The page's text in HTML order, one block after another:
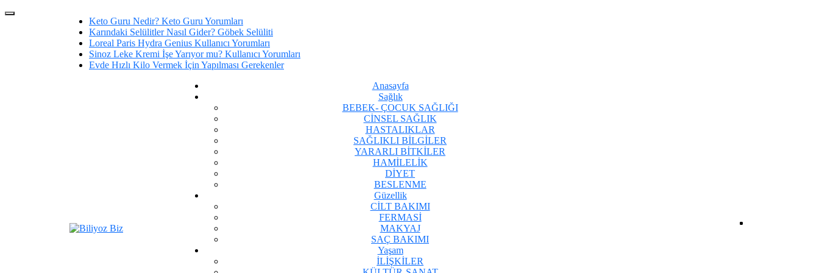
Keto Guru Nedir? Keto Guru Yorumları
Karındaki Selülitler Nasıl Gider? Göbek Selüliti
Loreal Paris Hydra Genius Kullanıcı Yorumları
Sinoz Leke Kremi İşe Yarıyor mu? Kullanıcı Yorumları
Evde Hızlı Kilo Vermek İçin Yapılması Gerekenler
Anasayfa
Sağlık
BEBEK- ÇOCUK SAĞLIĞI
CİNSEL SAĞLIK
HASTALIKLAR
SAĞLIKLI BİLGİLER
YARARLI BİTKİLER
HAMİLELİK
DİYET
BESLENME
Güzellik
CİLT BAKIMI
FERMASİ
MAKYAJ
SAÇ BAKIMI
Yaşam
İLİŞKİLER